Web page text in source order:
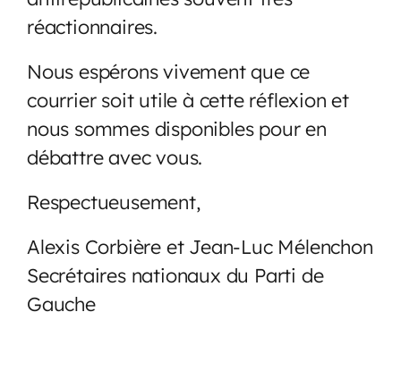
réactionnaires.
Nous espérons vivement que ce
courrier soit utile à cette réflexion et
nous sommes disponibles pour en
débattre avec vous.
Respectueusement,
Alexis Corbière et Jean-Luc Mélenchon
Secrétaires nationaux du Parti de
Gauche